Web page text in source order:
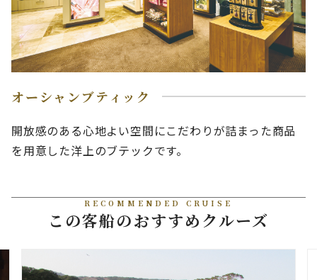
オーシャンブティック
開放感のある心地よい空間にこだわりが詰まった商品
を用意した洋上のブテックです。
RECOMMENDED CRUISE
この客船のおすすめクルーズ